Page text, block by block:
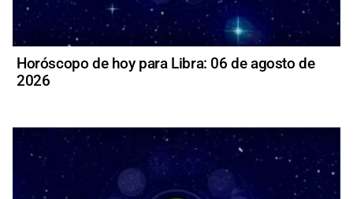
Horóscopo de hoy para Libra: 06 de agosto de
2026